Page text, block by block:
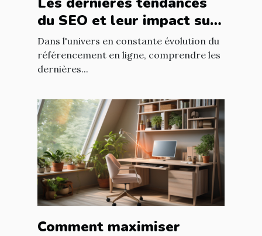
du SEO et leur impact sur
le développement
professionnel dans le web
Dans l'univers en constante évolution du
référencement en ligne, comprendre les
dernières...
Comment maximiser